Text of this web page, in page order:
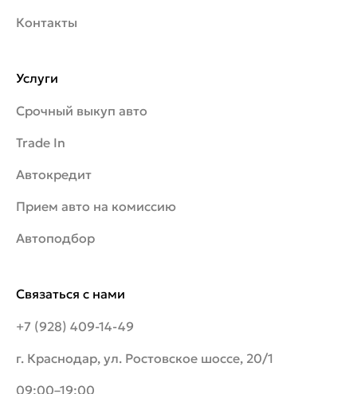
Контакты
Связаться с нами
+7 (928) 409-14-49
г. Краснодар, ул. Ростовское шоссе, 20/1
09:00–19:00
Услуги
Срочный выкуп авто
Trade In
Автокредит
Прием авто на комиссию
Автоподбор